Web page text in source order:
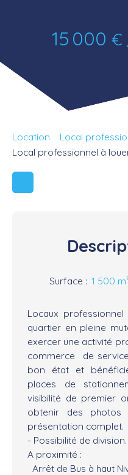
15 000 €
Location Local
Local professionnel à
Surface : 1 500 m²
Locaux
quartier en pleine
exercer une activité
commerce de
bon état et
places de
visibilité de premier
obtenir des
présentation complet.
- Possibilité de division.
A proximité :
Arrêt de Bus à haut